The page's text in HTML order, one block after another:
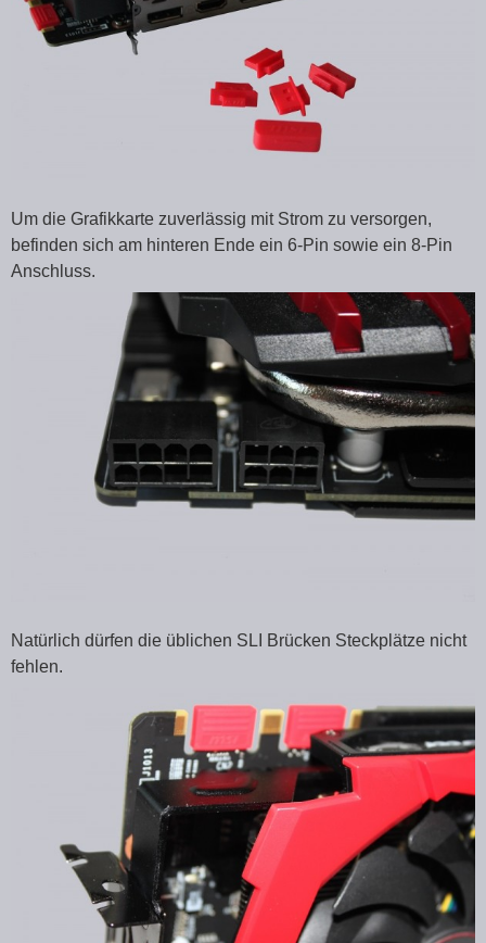
Um die Grafikkarte zuverlässig mit Strom zu versorgen,
befinden sich am hinteren Ende ein 6-Pin sowie ein 8-Pin
Anschluss.
Natürlich dürfen die üblichen SLI Brücken Steckplätze nicht
fehlen.